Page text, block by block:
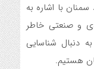
با اشاره به
و صنعتی خاطر
دنبال شناسایی
هستیم.